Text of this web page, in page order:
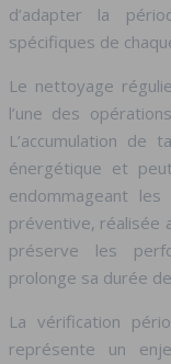
d’adapter la
spécifiques de
Le nettoyage
l’une des
L’accumulation de
énergétique et
endommageant
préventive, réalisée
préserve les
prolonge sa durée
La vérification
représente un